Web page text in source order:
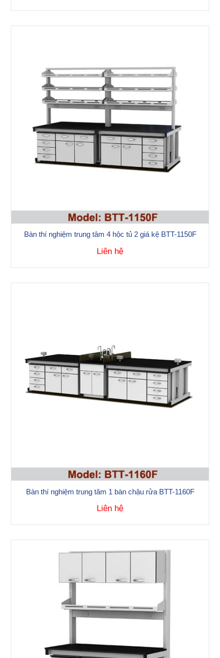
Bàn thí nghiệm trung tâm 4 hộc tủ 2 giá kệ BTT-1150F
Liên hệ
Bàn thí nghiệm trung tâm 1 bàn chậu rửa BTT-1160F
Liên hệ